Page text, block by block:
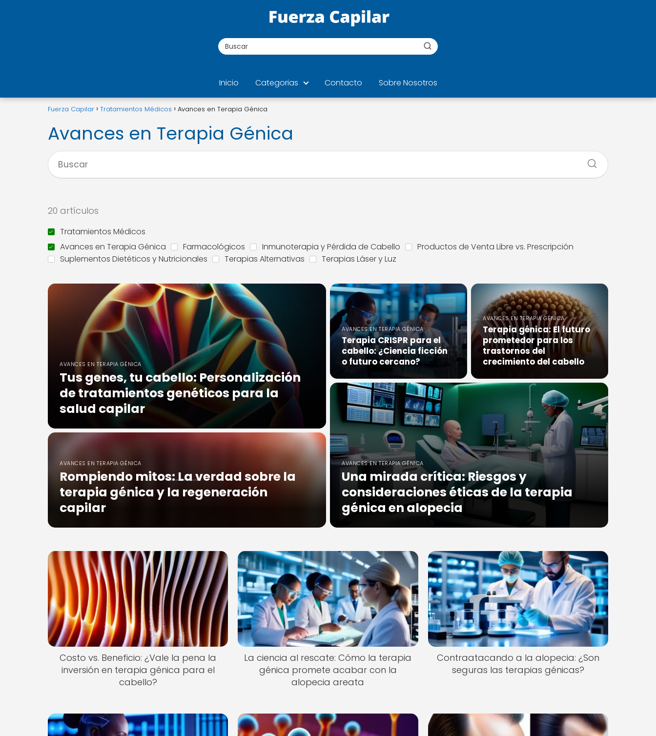
Inicio Categorias Contacto Sobre Nosotros
Fuerza Capilar Tratamientos Médicos Avances en Terapia Génica
Avances en Terapia Génica
20 artículos
Tratamientos Médicos
Avances en Terapia Génica
Farmacológicos Inmunoterapia y Pérdida de Cabello
Productos de Venta Libre vs. Prescripción
Suplementos Dietéticos y Nutricionales
Terapias Alternativas Terapias Láser y Luz
AVANCES EN TERAPIA GÉNICA
Tus genes, tu cabello: Personalización
de tratamientos genéticos para la
salud capilar
AVANCES EN TERAPIA GÉNICA
Terapia CRISPR para el
cabello: ¿Ciencia ficción
o futuro cercano?
AVANCES EN TERAPIA GÉNICA
Rompiendo mitos: La verdad sobre la
terapia génica y la regeneración
capilar
AVANCES EN TERAPIA GÉNICA
Terapia génica: El futuro
prometedor para los
trastornos del
crecimiento del cabello
AVANCES EN TERAPIA GÉNICA
Una mirada crítica: Riesgos y
consideraciones éticas de la terapia
génica en alopecia
Costo vs. Beneficio: ¿Vale la pena la
inversión en terapia génica para el
cabello?
La ciencia al rescate: Cómo la terapia
génica promete acabar con la
alopecia areata
Contraatacando a la alopecia: ¿Son
seguras las terapias génicas?